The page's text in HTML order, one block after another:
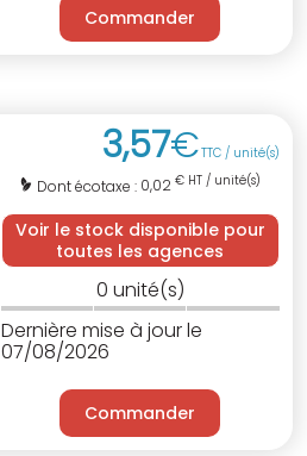
Commander
3,57€TTC / unité(s)
Dont écotaxe : 0,02 € HT / unité(s)
Voir le stock disponible pour
toutes les agences
0 unité(s)
Dernière mise à jour le
07/08/2026
Commander